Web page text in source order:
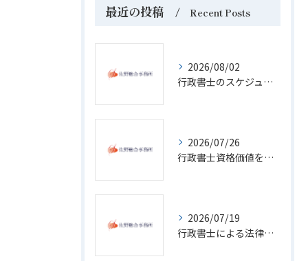
最近の投稿 Recent Posts
2026/08/02
行政書士のスケジュール徹底解説と合格までの期間別学習戦略
2026/07/26
行政書士資格価値を活かして愛知県名古屋市で安定収入とキャリアアップを実現する方法
2026/07/19
行政書士による法律相談の範囲と費用相場を具体例で解説